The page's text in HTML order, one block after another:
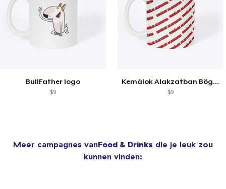
BullFather logo
$9
Kemálok Alakzatban Bögre
$9
Meer campagnes vanFood & Drinks die je leuk zou
kunnen vinden: